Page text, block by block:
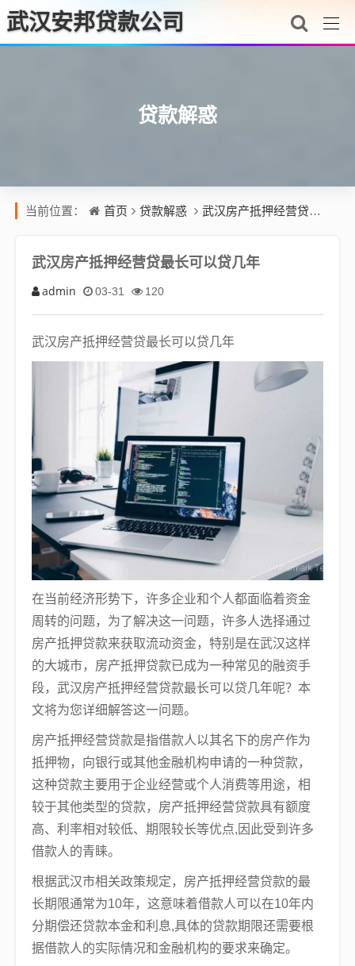
武汉安邦贷款公司
贷款解惑
当前位置： 首页 贷款解惑 武汉房产抵押经营贷最长可以贷几年
武汉房产抵押经营贷最长可以贷几年
admin 03-31 120
武汉房产抵押经营贷最长可以贷几年
在当前经济形势下，许多企业和个人都面临着资金
周转的问题，为了解决这一问题，许多人选择通过
房产抵押贷款来获取流动资金，特别是在武汉这样
的大城市，房产抵押贷款已成为一种常见的融资手
段，武汉房产抵押经营贷款最长可以贷几年呢？本
文将为您详细解答这一问题。
房产抵押经营贷款是指借款人以其名下的房产作为
抵押物，向银行或其他金融机构申请的一种贷款，
这种贷款主要用于企业经营或个人消费等用途，相
较于其他类型的贷款，房产抵押经营贷款具有额度
高、利率相对较低、期限较长等优点,因此受到许多
借款人的青睐。
根据武汉市相关政策规定，房产抵押经营贷款的最
长期限通常为10年，这意味着借款人可以在10年内
分期偿还贷款本金和利息,具体的贷款期限还需要根
据借款人的实际情况和金融机构的要求来确定。